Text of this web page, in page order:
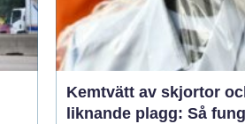
Kemtvätt av skjortor
liknande plagg: Så